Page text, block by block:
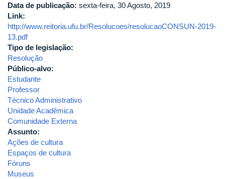
Data de publicação: sexta-feira, 30 Agosto, 2019
Link:
http://www.reitoria.ufu.br/Resolucoes/resolucaoCONSUN-2019-
13.pdf
Tipo de legislação:
Resolução
Público-alvo:
Estudante
Professor
Técnico Administrativo
Unidade Acadêmica
Comunidade Externa
Assunto:
Ações de cultura
Espaços de cultura
Fóruns
Museus